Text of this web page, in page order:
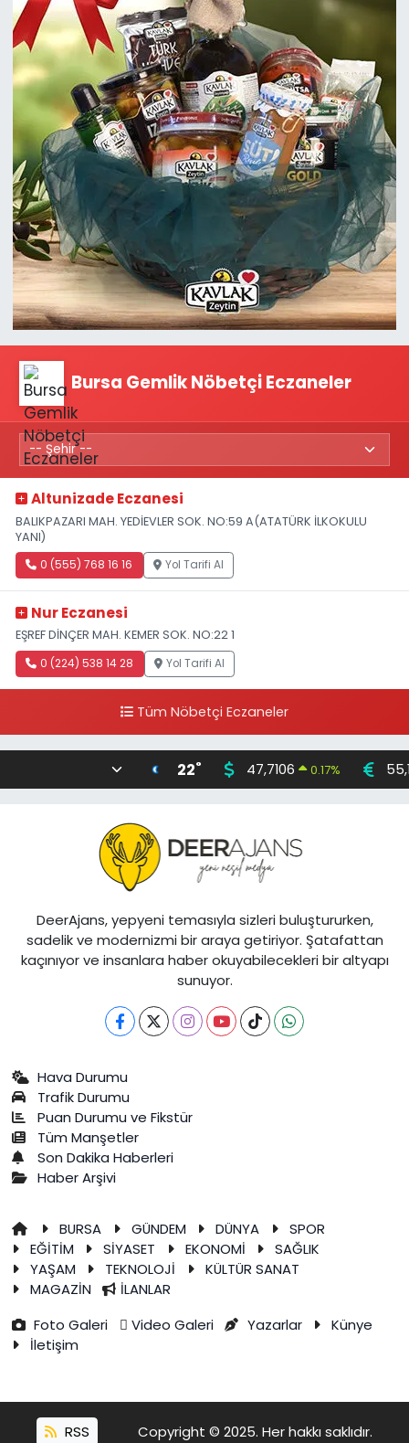
Bursa Gemlik Nöbetçi Eczaneler
Altunizade Eczanesi
BALIKPAZARI MAH. YEDİEVLER SOK. NO:59 A(ATATÜRK İLKOKULU
YANI)
0 (555) 768 16 16 Yol Tarifi Al
Nur Eczanesi
EŞREF DİNÇER MAH. KEMER SOK. NO:22 1
0 (224) 538 14 28 Yol Tarifi Al
Tüm Nöbetçi Eczaneler
22° 47,7106 0.17%
DeerAjans, yepyeni temasıyla sizleri buluştururken,
sadelik ve modernizmi bir araya getiriyor. Şatafattan
kaçınıyor ve insanlara haber okuyabilecekleri bir altyapı
sunuyor.
Hava Durumu
Trafik Durumu
Puan Durumu ve Fikstür
Tüm Manşetler
Son Dakika Haberleri
Haber Arşivi
BURSA GÜNDEM DÜNYA
SPOR
EĞİTİM
SİYASET EKONOMİ
SAĞLIK
YAŞAM
TEKNOLOJİ
KÜLTÜR SANAT
MAGAZİN
İLANLAR
Foto Galeri
Video Galeri Yazarlar
Künye
İletişim
RSS Copyright © 2025. Her hakkı saklıdır.